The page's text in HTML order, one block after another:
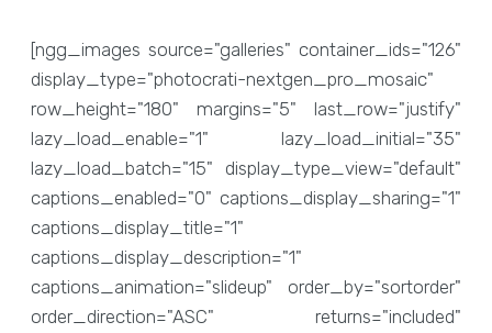
[ngg_images source="galleries" container_ids="126"
display_type="photocrati-nextgen_pro_mosaic"
row_height="180" margins="5" last_row="justify"
lazy_load_enable="1" lazy_load_initial="35"
lazy_load_batch="15" display_type_view="default"
captions_enabled="0" captions_display_sharing="1"
captions_display_title="1"
captions_display_description="1"
captions_animation="slideup" order_by="sortorder"
order_direction="ASC" returns="included"